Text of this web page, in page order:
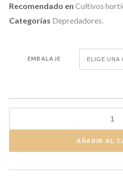
Recomendado en Cultivos
Categorías Depredadores.
EMBALAJE
AÑADIR AL